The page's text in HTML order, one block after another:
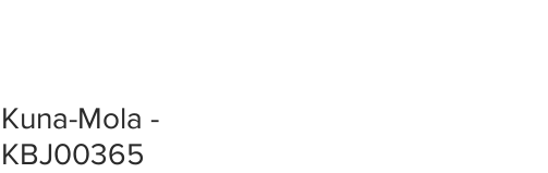
Kuna-Mola -
KBJ00365